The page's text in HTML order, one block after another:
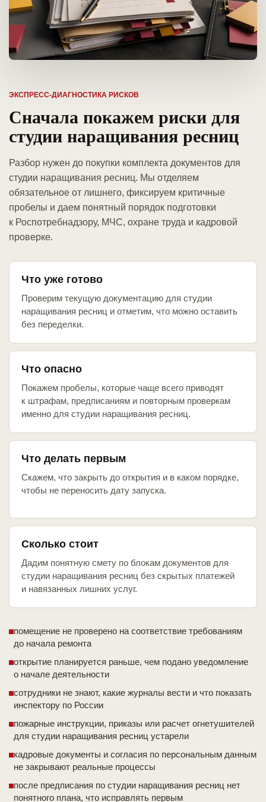
ЭКСПРЕСС-ДИАГНОСТИКА РИСКОВ
Сначала покажем риски для
студии наращивания ресниц
Разбор нужен до покупки комплекта документов для
студии наращивания ресниц. Мы отделяем
обязательное от лишнего, фиксируем критичные
пробелы и даем понятный порядок подготовки
к Роспотребнадзору, МЧС, охране труда и кадровой
проверке.
Что уже готово
Проверим текущую документацию для студии
наращивания ресниц и отметим, что можно оставить
без переделки.
Что опасно
Покажем пробелы, которые чаще всего приводят
к штрафам, предписаниям и повторным проверкам
именно для студии наращивания ресниц.
Что делать первым
Скажем, что закрыть до открытия и в каком порядке,
чтобы не переносить дату запуска.
Сколько стоит
Дадим понятную смету по блокам документов для
студии наращивания ресниц без скрытых платежей
и навязанных лишних услуг.
помещение не проверено на соответствие требованиям
до начала ремонта
открытие планируется раньше, чем подано уведомление
о начале деятельности
сотрудники не знают, какие журналы вести и что показать
инспектору по России
пожарные инструкции, приказы или расчет огнетушителей
для студии наращивания ресниц устарели
кадровые документы и согласия по персональным данным
не закрывают реальные процессы
после предписания по студии наращивания ресниц нет
понятного плана, что исправлять первым